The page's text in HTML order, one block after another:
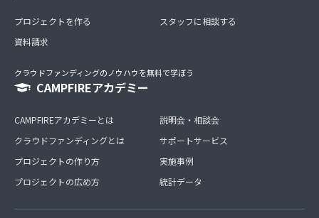
プロジェクトを作る
資料請求
スタッフに相談する
クラウドファンディングのノウハウを無料で学ぼう
CAMPFIREアカデミー
CAMPFIREアカデミーとは
クラウドファンディングとは
プロジェクトの作り方
プロジェクトの広め方
説明会・相談会
サポートサービス
実施事例
統計データ